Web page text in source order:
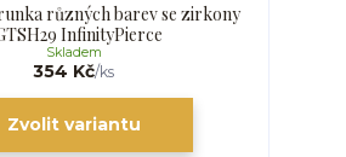
různých barev se zirkony
InfinityPierce
354 Kč/ks
Skladem
Zvolit variantu